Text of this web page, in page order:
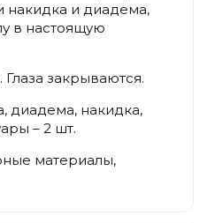
накидка и диадема,
в настоящую
закрываются.
диадема, накидка,
– 2 шт.
материалы,